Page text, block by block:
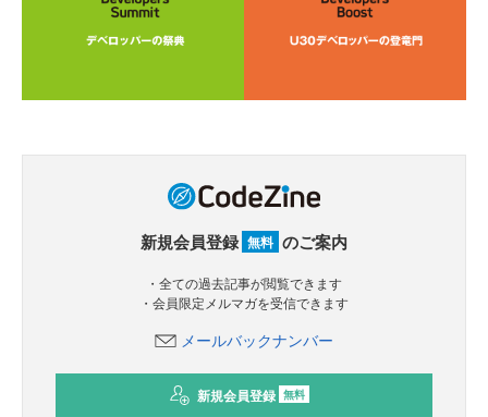
新規会員登録 無料 のご案内
・全ての過去記事が閲覧できます
・会員限定メルマガを受信できます
メールバックナンバー
新規会員登録 無料